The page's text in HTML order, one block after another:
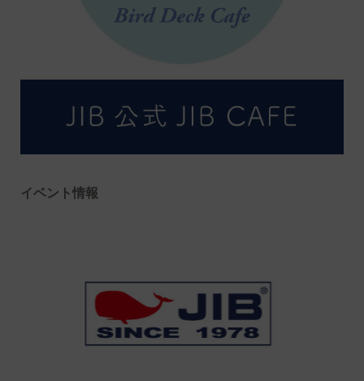
イベント情報